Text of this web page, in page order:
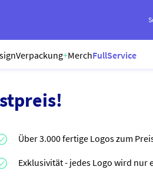
Verpackung+MerchFullService
Über 3.000 fertige Logos zum
Exklusivität - jedes Logo wird nur